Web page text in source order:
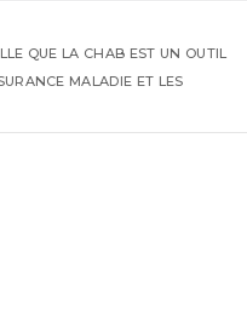
QUE LA CHAB EST UN OUTIL
MALADIE ET LES